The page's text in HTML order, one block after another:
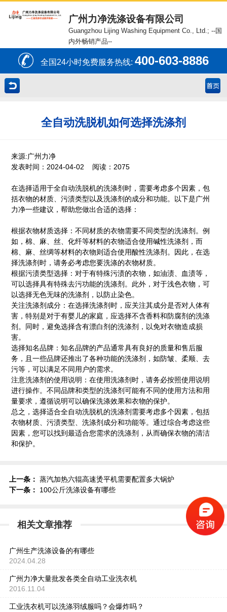
广州力净洗涤设备有限公司
Guangzhou Lijing Washing Equipment Co., Ltd.; --国
内外畅销产品--
全国24小时免费服务热线:400-603-8886
全自动洗脱机如何选择洗涤剂
来源:广州力净
发表时间：2024-04-02 阅读：2075
在选择适用于全自动洗脱机的洗涤剂时，需要考虑多个因素，包
括衣物的材质、污渍类型以及洗涤剂的成分和功能。以下是广州
力净一些建议，帮助您做出合适的选择：
根据衣物材质选择：不同材质的衣物需要不同类型的洗涤剂。例
如，棉、麻、丝、化纤等材料的衣物适合使用碱性洗涤剂，而
棉、麻、丝绸等材料的衣物则适合使用酸性洗涤剂。因此，在选
择洗涤剂时，请务必考虑您要洗涤的衣物材质。
根据污渍类型选择：对于有特殊污渍的衣物，如油渍、血渍等，
可以选择具有特殊去污功能的洗涤剂。此外，对于浅色衣物，可
以选择无色无味的洗涤剂，以防止染色。
关注洗涤剂成分：在选择洗涤剂时，应关注其成分是否对人体有
害，特别是对于有婴儿的家庭，应选择不含香料和防腐剂的洗涤
剂。同时，避免选择含有漂白剂的洗涤剂，以免对衣物造成损
害。
选择知名品牌：知名品牌的产品通常具有良好的质量和售后服
务，且一些品牌还推出了各种功能的洗涤剂，如防皱、柔顺、去
污等，可以满足不同用户的需求。
注意洗涤剂的使用说明：在使用洗涤剂时，请务必按照使用说明
进行操作。不同品牌和类型的洗涤剂可能有不同的使用方法和用
量要求，遵循说明可以确保洗涤效果和衣物的保护。
总之，选择适合全自动洗脱机的洗涤剂需要考虑多个因素，包括
衣物材质、污渍类型、洗涤剂成分和功能等。通过综合考虑这些
因素，您可以找到最适合您需求的洗涤剂，从而确保衣物的清洁
和保护。
上一条： 蒸汽加热六辊高速烫平机需要配置多大锅炉
下一条：
100公斤洗涤设备有哪些
相关文章推荐
广州生产洗涤设备的有哪些
2024.04.28
广州力净大量批发各类全自动工业洗衣机
2016.11.04
工业洗衣机可以洗涤羽绒服吗？会爆炸吗？